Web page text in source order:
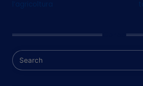
l’agricoltura
Cerca